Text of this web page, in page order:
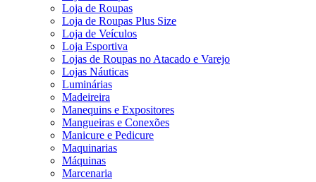
Loja de Roupas
Loja de Roupas Plus Size
Loja de Veículos
Loja Esportiva
Lojas de Roupas no Atacado e Varejo
Lojas Náuticas
Luminárias
Madeireira
Manequins e Expositores
Mangueiras e Conexões
Manicure e Pedicure
Maquinarias
Máquinas
Marcenaria